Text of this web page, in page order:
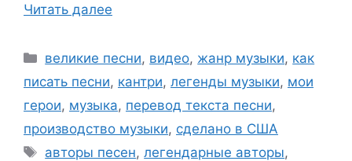
Читать далее
Рубрики
великие песни, видео, жанр музыки, как
писать песни, кантри, легенды музыки, мои
герои, музыка, перевод текста песни,
производство музыки, сделано в США
Метки
авторы песен,легендарные авторы,